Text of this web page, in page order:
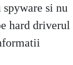
si nu
hard driverul